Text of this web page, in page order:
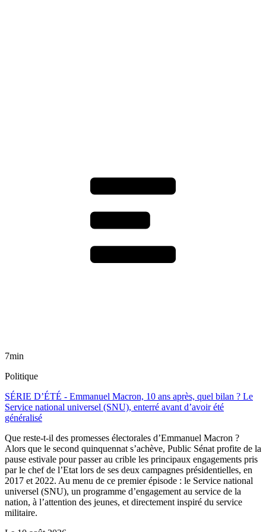
7min
Politique
SÉRIE D’ÉTÉ - Emmanuel Macron, 10 ans après, quel bilan ? Le
Service national universel (SNU), enterré avant d’avoir été
généralisé
Que reste-t-il des promesses électorales d’Emmanuel Macron ?
Alors que le second quinquennat s’achève, Public Sénat profite de la
pause estivale pour passer au crible les principaux engagements pris
par le chef de l’Etat lors de ses deux campagnes présidentielles, en
2017 et 2022. Au menu de ce premier épisode : le Service national
universel (SNU), un programme d’engagement au service de la
nation, à l’attention des jeunes, et directement inspiré du service
militaire.